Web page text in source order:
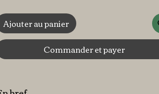
Ajouter au panier
Commander et payer